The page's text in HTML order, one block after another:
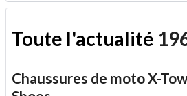
Toute l'actualité
Chaussures de moto X-